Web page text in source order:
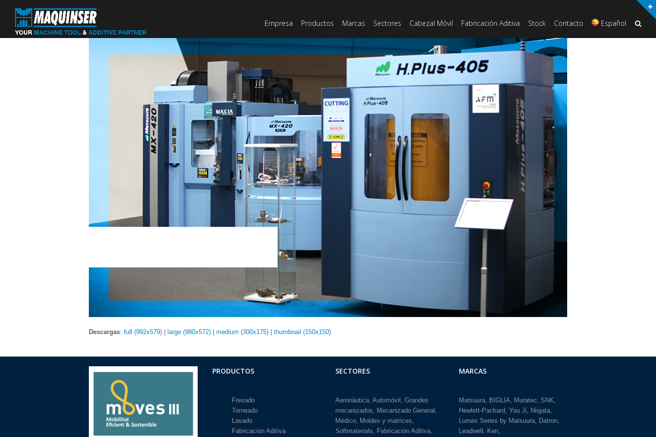
Empresa Productos Marcas Sectores Cabezal Móvil Fabricación Aditiva Stock Contacto Español
Descargas: full (992x579) large (980x572) medium (300x175) thumbnail (150x150)
PRODUCTOS
Fresado
Torneado
Lavado
Fabricación Aditiva
SECTORES
Aeronáutica Automóvil
Grandes
mecanizados
Mecanizado General
Médico
Moldes y matrices
Softmaterials
Fabricación Aditiva
MARCAS
Matsuura BIGLIA Muratec SNK
Hewlett-Packard You Ji
Niigata
Lumex Series by Matsuura
Datron
Leadwell
Ken